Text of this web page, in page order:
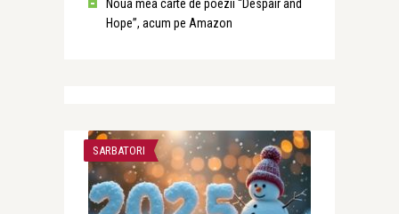
Noua mea carte de poezii “Despair and
Hope”, acum pe Amazon
SARBATORI